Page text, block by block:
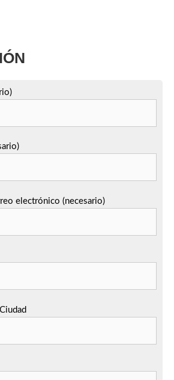
electrónico (necesario)